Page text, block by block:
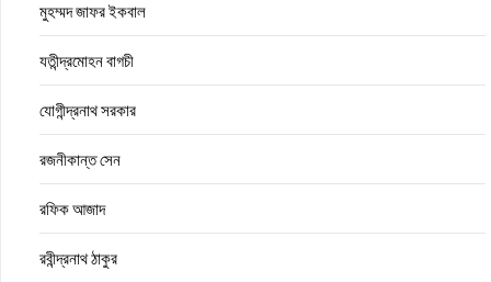
মুহম্মদ জাফর ইকবাল
যতীন্দ্রমোহন বাগচী
যোগীন্দ্রনাথ সরকার
রজনীকান্ত সেন
রফিক আজাদ
রবীন্দ্রনাথ ঠাকুর